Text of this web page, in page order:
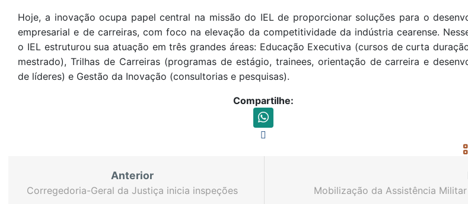
Hoje, a inovação ocupa papel central na missão do IEL de proporcionar soluções para o
empresarial e de carreiras, com foco na elevação da competitividade da indústria cearense.
o IEL estruturou sua atuação em três grandes áreas: Educação Executiva (cursos de curta
mestrado), Trilhas de Carreiras (programas de estágio, trainees, orientação de carreira e
de líderes) e Gestão da Inovação (consultorias e pesquisas).
Compartilhe:
Anterior
Corregedoria-Geral da Justiça inicia inspeções
Mobilização da Assistência